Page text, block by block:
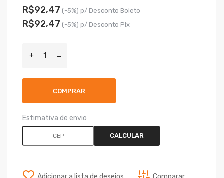
R$92,47 (-5%) p/ Desconto Boleto
R$92,47 (-5%) p/ Desconto Pix
COMPRAR
Estimativa de envio
CALCULAR